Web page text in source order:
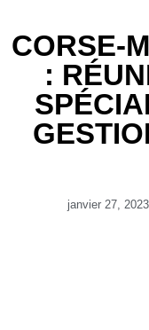
CORSE-
:
janvier 27, 2023